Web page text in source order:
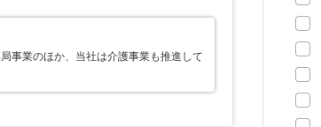
事業のほか、当社は介護事業も推進して